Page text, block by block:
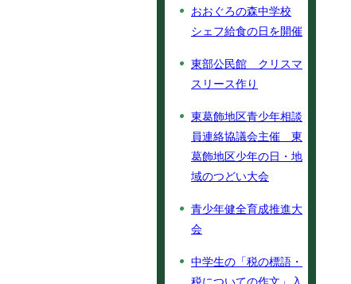
おおぐろの森中学校
シェフ給食の日を開催
東部公民館 クリスマ
スリース作り
東葛飾地区青少年相談
員連絡協議会主催 東
葛飾地区少年の日・地
域のつどい大会
青少年健全育成推進大
会
中学生の「税の標語・